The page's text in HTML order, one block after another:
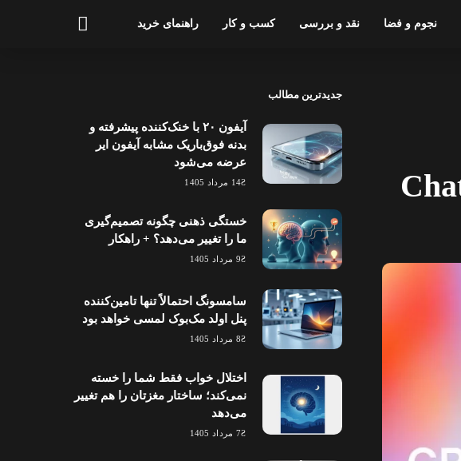
نجوم و فضا نقد و بررسی کسب و کار راهنمای خرید
جدیدترین مطالب
آیفون ۲۰ با خنک‌کننده پیشرفته و
بدنه فوق‌باریک مشابه آیفون ایر
عرضه می‌شود
14 مرداد 1405
خستگی ذهنی چگونه تصمیم‌گیری
ما را تغییر می‌دهد؟ + راهکار
9 مرداد 1405
سامسونگ احتمالاً تنها تامین‌کننده
پنل اولد مک‌بوک لمسی خواهد بود
8 مرداد 1405
اختلال خواب فقط شما را خسته
نمی‌کند؛ ساختار مغزتان را هم تغییر
می‌دهد
7 مرداد 1405